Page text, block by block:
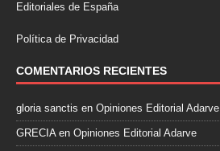
Editoriales de España
Política de Privacidad
COMENTARIOS RECIENTES
gloria sanctis en Opiniones Editorial Adarve
GRECIAen Opiniones Editorial Adarve